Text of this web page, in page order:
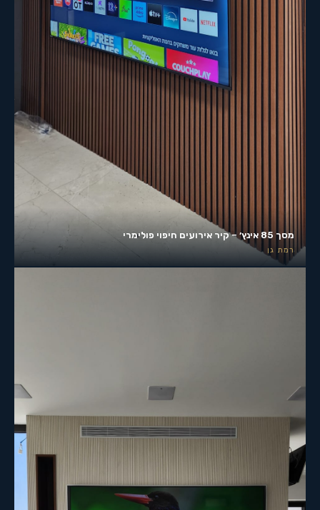
מסך 85 אינץ׳ – קיר אירועים חיפוי פולימרי
רמת גן